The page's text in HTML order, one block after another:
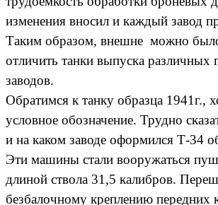
изменения вносил и каждый завод
Таким образом, внешне можно
отличить танки выпуска различных
заводов.
Обратимся к танку образца 1941г.,
условное обозначение. Трудно
и на каком заводе оформился Т-34
Эти машины стали вооружаться
длиной ствола 31,5 калибров.
безбалочному креплению передних